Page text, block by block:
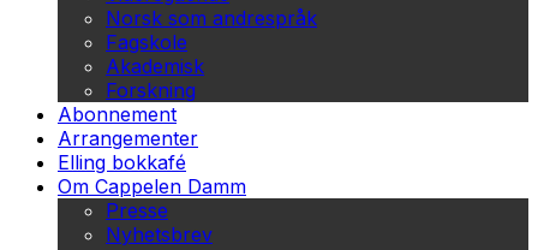
Norsk som andrespråk
Fagskole
Akademisk
Forskning
Abonnement
Arrangementer
Elling bokkafé
Om Cappelen Damm
Presse
Nyhetsbrev